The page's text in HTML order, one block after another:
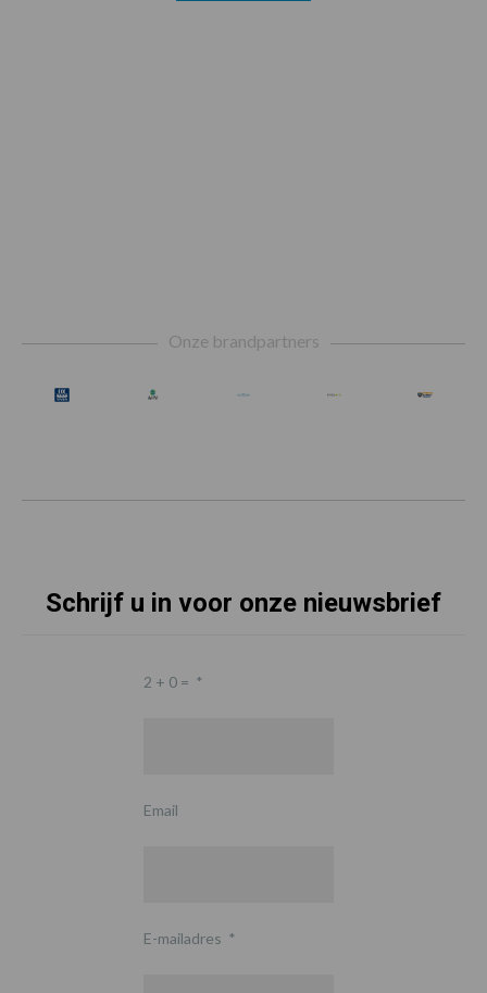
Onze brandpartners
Schrijf u in voor onze nieuwsbrief
2 + 0 = *
Email
E-mailadres *